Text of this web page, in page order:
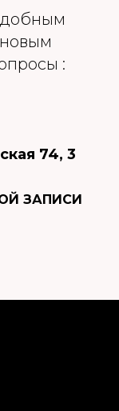
:
74, 3
ЗАПИСИ